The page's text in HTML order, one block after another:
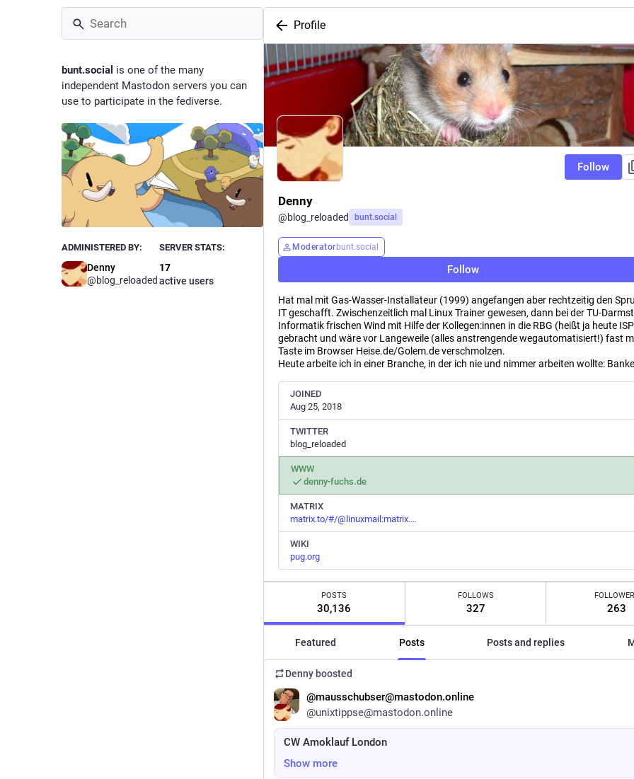
bunt.social is one of the many
independent Mastodon servers you can
use to participate in the fediverse.
ADMINISTERED BY:
Denny
@blog_reloaded
SERVER STATS:
17
active users
Profile
Follow
Denny
@blog_reloaded bunt.social
Moderator bunt.social
Follow
Hat mal mit Gas-Wasser-Installateur (1999) angefangen aber rechtzeitig den
IT geschafft. Zwischenzeitlich mal Linux Trainer gewesen, dann bei der TU-
Informatik frischen Wind mit Hilfe der Kollegen:innen in die RBG (heißt ja heute
gebracht und wäre vor Langeweile (alles anstrengende wegautomatisiert!) fast
Taste im Browser Heise.de/Golem.de verschmolzen.
Heute arbeite ich in einer Branche, in der ich nie und nimmer arbeiten wollte:
JOINED
Aug 25, 2018
TWITTER
blog_reloaded
WWW
denny-fuchs.de
MATRIX
matrix.to/#/@linuxmail:matrix.
WIKI
pug.org
POSTS
30,136
FOLLOWS
327 263
Featured Posts Posts and replies
Denny boosted
@mausschubser@mastodon.online
@unixtippse@mastodon.online
CW Amoklauf London
Show more